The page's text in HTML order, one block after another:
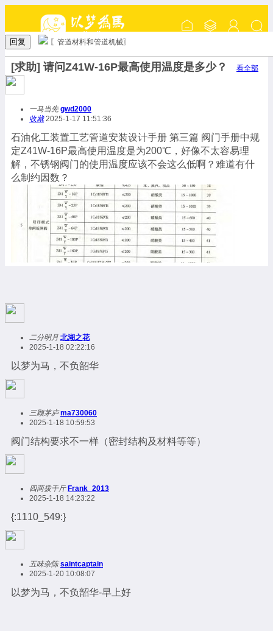
回复 〖管道材料和管道机械〗
[求助] 请问Z41W-16P最高使用温度是多少？ 看全部
一马当先 gwd2000
收藏2025-1-17 11:51:36
石油化工装置工艺管道安装设计手册 第三篇 阀门手册中规
定Z41W-16P最高使用温度是为200℃，好像不太容易理
解，不锈钢阀门的使用温度应该不会这么低啊？难道有什
么制约因数？
二分明月 北湖之花
2025-1-18 02:22:16
以梦为马，不负韶华
三顾茅庐 ma730060
2025-1-18 10:59:53
阀门结构要求不一样（密封结构及材料等等）
四两拨千斤 Frank_2013
2025-1-18 14:23:22
{:1110_549:}
五味杂陈 saintcaptain
2025-1-20 10:08:07
以梦为马，不负韶华-早上好